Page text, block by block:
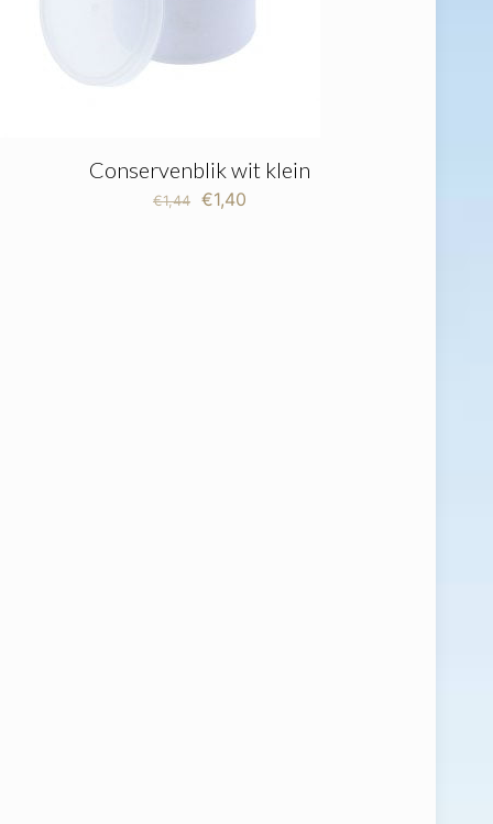
Conservenblik wit klein
€1,44
Oorspronkelijke
€1,40